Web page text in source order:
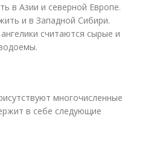
в Азии и северной Европе.
и в Западной Сибири.
считаются сырые и
многочисленные
в себе следующие